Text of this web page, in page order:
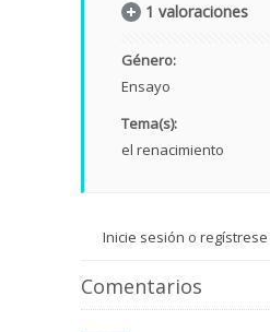
1 valoraciones
Género:
Ensayo
Tema(s):
el renacimiento
Inicie sesión o regístrese
Comentarios